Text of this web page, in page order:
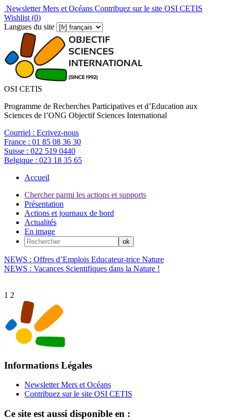
Newsletter Mers et Océans Contribuez sur le site OSI CETIS
Wishlist (0)
Langues du site
OSI CETIS
Programme de Recherches Participatives et d’Education aux
Sciences de l’ONG Objectif Sciences International
Courriel : Ecrivez-nous
France : 01 85 08 36 30
Suisse : 022 519 0440
Belgique : 023 18 35 65
Accueil
Chercher parmi les actions et supports
Présentation
Actions et journaux de bord
Actualités
En image
NEWS : Offres d’Emplois Educateur-trice Nature
NEWS : Vacances Scientifiques dans la Nature !
1 2
Informations Légales
Newsletter Mers et Océans
Contribuez sur le site OSI CETIS
Ce site est aussi disponible en :